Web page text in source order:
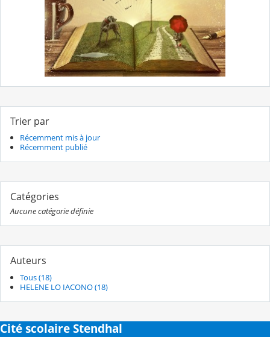
Trier par
Récemment mis à jour
Récemment publié
Catégories
Aucune catégorie définie
Auteurs
Tous (18)
HELENE LO IACONO (18)
Cité scolaire Stendhal